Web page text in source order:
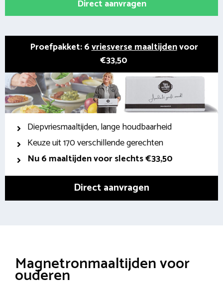
Direct aanvragen
Proefpakket: 6vriesverse maaltijdenvoor
€33,50
Diepvriesmaaltijden, lange houdbaarheid
Keuze uit 170 verschillende gerechten
Nu 6 maaltijden voor slechts €33,50
Direct aanvragen
Magnetronmaaltijden voor
ouderen